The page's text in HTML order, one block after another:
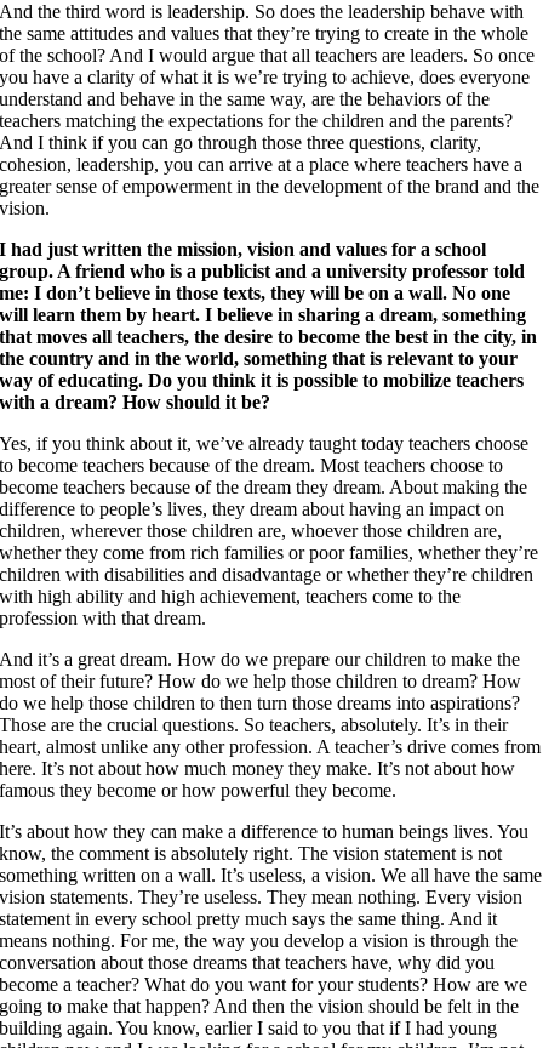
And the third word is leadership. So does the leadership behave with
the same attitudes and values that they’re trying to create in the whole
of the school? And I would argue that all teachers are leaders. So once
you have a clarity of what it is we’re trying to achieve, does everyone
understand and behave in the same way, are the behaviors of the
teachers matching the expectations for the children and the parents?
And I think if you can go through those three questions, clarity,
cohesion, leadership, you can arrive at a place where teachers have a
greater sense of empowerment in the development of the brand and the
vision.
I had just written the mission, vision and values for a school
group. A friend who is a publicist and a university professor told
me: I don’t believe in those texts, they will be on a wall. No one
will learn them by heart. I believe in sharing a dream, something
that moves all teachers, the desire to become the best in the city, in
the country and in the world, something that is relevant to your
way of educating. Do you think it is possible to mobilize teachers
with a dream? How should it be?
Yes, if you think about it, we’ve already taught today teachers choose
to become teachers because of the dream. Most teachers choose to
become teachers because of the dream they dream. About making the
difference to people’s lives, they dream about having an impact on
children, wherever those children are, whoever those children are,
whether they come from rich families or poor families, whether they’re
children with disabilities and disadvantage or whether they’re children
with high ability and high achievement, teachers come to the
profession with that dream.
And it’s a great dream. How do we prepare our children to make the
most of their future? How do we help those children to dream? How
do we help those children to then turn those dreams into aspirations?
Those are the crucial questions. So teachers, absolutely. It’s in their
heart, almost unlike any other profession. A teacher’s drive comes from
here. It’s not about how much money they make. It’s not about how
famous they become or how powerful they become.
It’s about how they can make a difference to human beings lives. You
know, the comment is absolutely right. The vision statement is not
something written on a wall. It’s useless, a vision. We all have the same
vision statements. They’re useless. They mean nothing. Every vision
statement in every school pretty much says the same thing. And it
means nothing. For me, the way you develop a vision is through the
conversation about those dreams that teachers have, why did you
become a teacher? What do you want for your students? How are we
going to make that happen? And then the vision should be felt in the
building again. You know, earlier I said to you that if I had young